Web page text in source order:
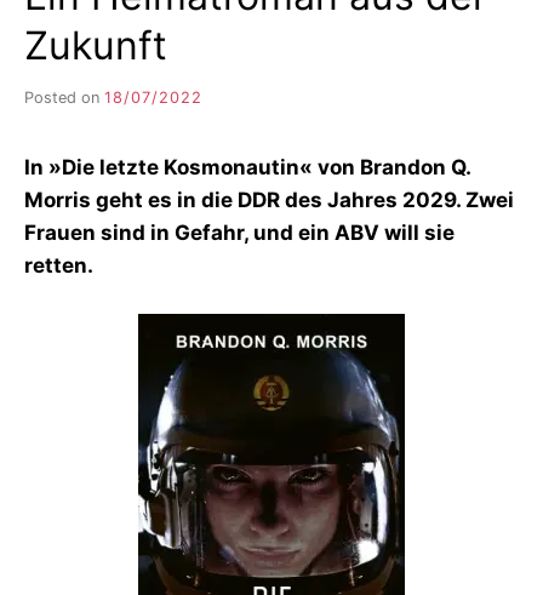
Zukunft
Posted on 18/07/2022
I
K
L
R
In »Die letzte Kosmonautin« von Brandon Q.
Morris geht es in die DDR des Jahres 2029. Zwei
Frauen sind in Gefahr, und ein ABV will sie
retten.